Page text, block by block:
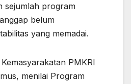
sejumlah program
belum
yang memadai.
PMKRI
menilai Program